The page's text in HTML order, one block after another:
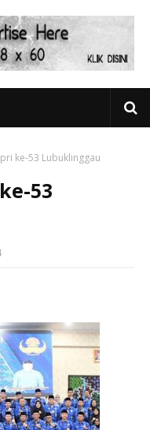
ke-53 Lubuklinggau
53